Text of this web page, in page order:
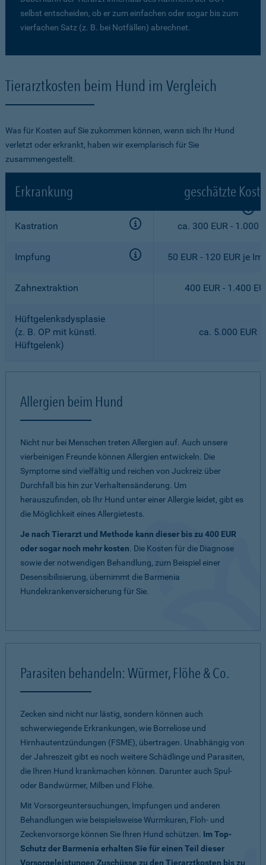
selbst entscheiden, ob er zum einfachen oder sogar bis zum
vierfachen Satz (z. B. bei Notfällen) abrechnet.
Tierarztkosten beim Hund im Vergleich
Was für Kosten auf Sie zukommen können, wenn sich Ihr Hund
verletzt oder erkrankt, haben wir exemplarisch für Sie
zusammengestellt.
Erkrankung geschätzte
Kastration ca. 300 EUR - 1.000
Impfung 50 EUR - 120 EUR je
Zahnextraktion 400 EUR - 1.400
Hüftgelenksdysplasie
(z. B. OP mit künstl.
Hüftgelenk)
ca. 5.000 EUR
Allergien beim Hund
Nicht nur bei Menschen treten Allergien auf. Auch unsere
vierbeinigen Freunde können Allergien entwickeln. Die
Symptome sind vielfältig und reichen von Juckreiz über
Durchfall bis hin zur Verhaltensänderung. Um
herauszufinden, ob Ihr Hund unter einer Allergie leidet, gibt es
die Möglichkeit eines Allergietests.
Je nach Tierarzt und Methode kann dieser bis zu 400 EUR
oder sogar noch mehr kosten. Die Kosten für die Diagnose
sowie der notwendigen Behandlung, zum Beispiel einer
Desensibilisierung, übernimmt die Barmenia
Hundekrankenversicherung für Sie.
Parasiten behandeln: Würmer, Flöhe & Co.
Zecken sind nicht nur lästig, sondern können auch
schwerwiegende Erkrankungen, wie Borreliose und
Hirnhautentzündungen (FSME), übertragen. Unabhängig von
der Jahreszeit gibt es noch weitere Schädlinge und Parasiten,
die Ihren Hund krankmachen können. Darunter auch Spul-
oder Bandwürmer, Milben und Flöhe.
Mit Vorsorgeuntersuchungen, Impfungen und anderen
Behandlungen wie beispielsweise Wurmkuren, Floh- und
Zeckenvorsorge können Sie Ihren Hund schützen. Im Top-
Schutz der Barmenia erhalten Sie für einen Teil dieser
Vorsorgeleistungen Zuschüsse zu den Tierarztkosten bis zu